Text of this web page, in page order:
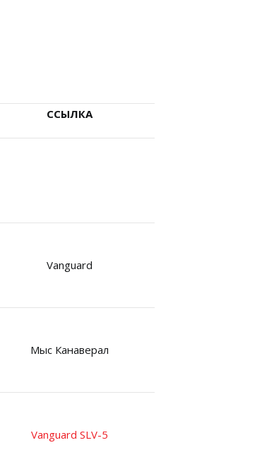
ССЫЛКА
Vanguard
Мыс Канаверал
Vanguard SLV-5